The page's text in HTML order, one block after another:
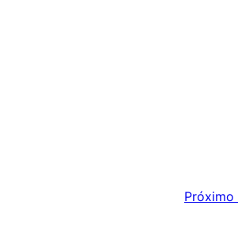
Próximo